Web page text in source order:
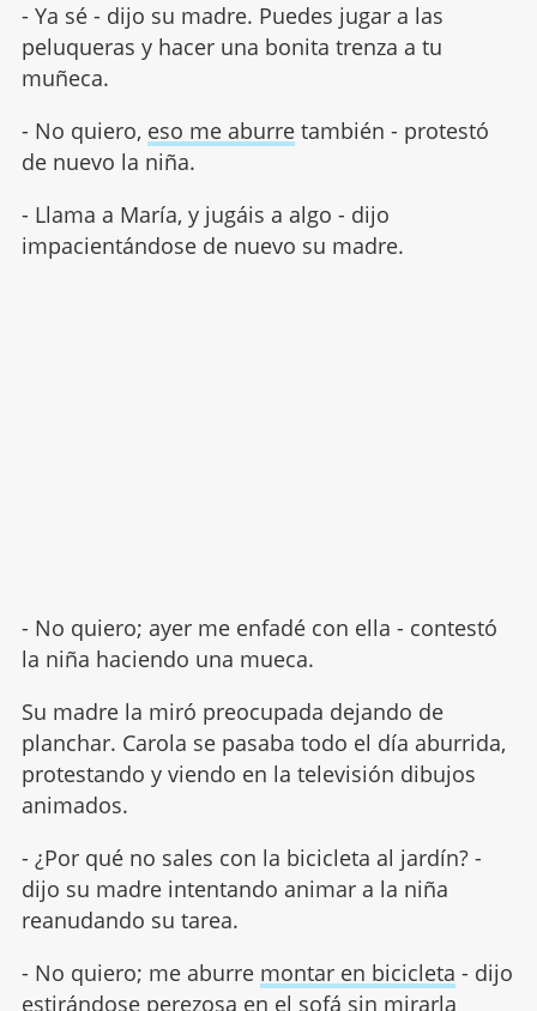
- Ya sé - dijo su madre. Puedes jugar a las
peluqueras y hacer una bonita trenza a tu
muñeca.
- No quiero, eso me aburretambién - protestó
de nuevo la niña.
- Llama a María, y jugáis a algo - dijo
impacientándose de nuevo su madre.
- No quiero; ayer me enfadé con ella - contestó
la niña haciendo una mueca.
Su madre la miró preocupada dejando de
planchar. Carola se pasaba todo el día aburrida,
protestando y viendo en la televisión dibujos
animados.
- ¿Por qué no sales con la bicicleta al jardín? -
dijo su madre intentando animar a la niña
reanudando su tarea.
- No quiero; me aburre montar en bicicleta - dijo
estirándose perezosa en el sofá sin mirarla